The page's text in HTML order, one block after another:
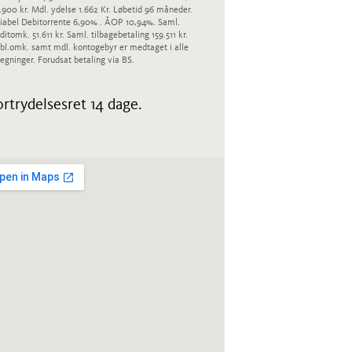
kr. Mdl. ydelse 1.662 Kr. Løbetid 96 måneder.
Debitorrente 6,90% . ÅOP 10,94%. Saml.
51.611 kr. Saml. tilbagebetaling 159.511 kr.
samt mdl. kontogebyr er medtaget i alle
Forudsat betaling via BS.
14 dage.